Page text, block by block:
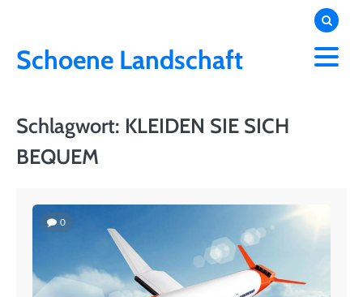
contentSchoene Landschaft
Schlagwort: KLEIDEN SIE SICH
BEQUEM
0